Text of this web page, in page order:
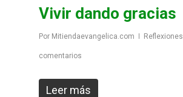
Vivir dando gracias
Por Mitiendaevangelica.com Reflexiones
comentarios
Leer más